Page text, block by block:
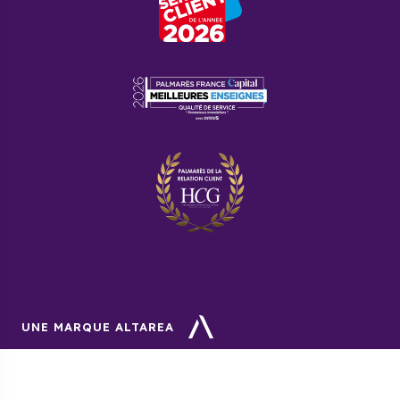
échange, vous devrez respecter certaines conditions,
comme celle de louer votre bien pour une durée de 6
Pourquoi acheter un programme
neuf à Lattes avec Cogedim ?
accompagnement efficace durant toutes les étapes
d’achat, faire appel à Cogedim vous garantit une
expérience des plus agréable pour votre projet
UNE MARQUE ALTAREA